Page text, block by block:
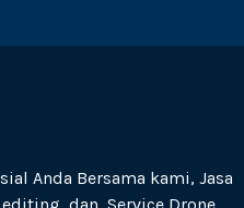
Anda Bersama kami, Jasa